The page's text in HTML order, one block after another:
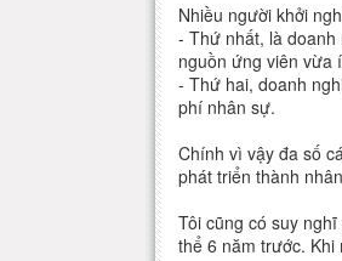
Nhiều người khởi
- Thứ nhất, là
nguồn ứng viên vừa
- Thứ hai, doanh
phí nhân sự.
Chính vì vậy đa số
phát triển thành
Tôi cũng có suy
thể 6 năm trước. Khi